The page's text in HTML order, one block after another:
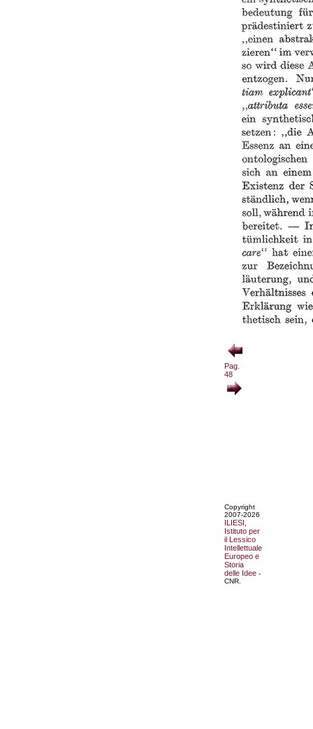
Pag.
48
Copyright
2007-2026
ILIESI,
Istituto per
il Lessico
Intellettuale
Europeo e
Storia
delle Idee -
CNR.